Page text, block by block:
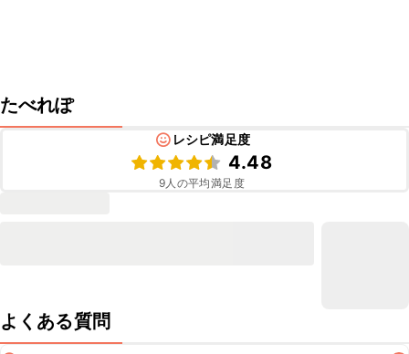
たべれぽ
レシピ満足度
4.48
9人の平均満足度
よくある質問